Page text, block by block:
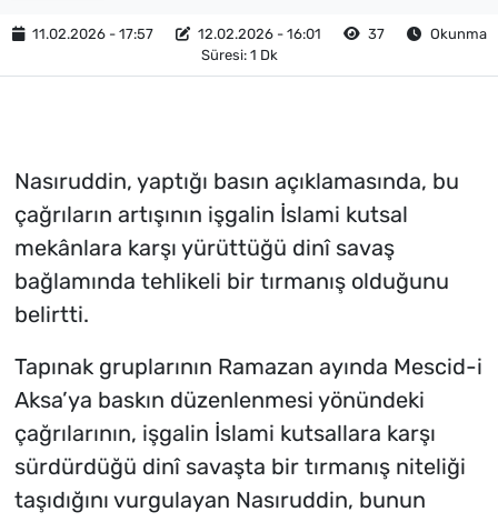
11.02.2026 - 17:57 12.02.2026 - 16:01 37
Okunma
Süresi: 1 Dk
Nasıruddin, yaptığı basın açıklamasında, bu
çağrıların artışının işgalin İslami kutsal
mekânlara karşı yürüttüğü dinî savaş
bağlamında tehlikeli bir tırmanış olduğunu
belirtti.
Tapınak gruplarının Ramazan ayında Mescid-i
Aksa’ya baskın düzenlenmesi yönündeki
çağrılarının, işgalin İslami kutsallara karşı
sürdürdüğü dinî savaşta bir tırmanış niteliği
taşıdığını vurgulayan Nasıruddin, bunun